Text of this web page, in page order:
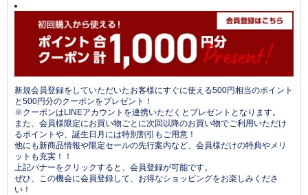
新規会員登録をしていただいたお客様にすぐに使える500円相当のポイント
と500円分のクーポンをプレゼント！
※クーポンはLINEアカウントを連携いただくとプレゼントとなります。
また、会員様限定にお買い物ごとに次回以降のお買い物でご利用いただけ
るポイントや、誕生日月には特別割引もご用意！
他にも新商品情報や限定セールの先行案内など、会員様だけの特典やメリ
ットも充実！！
上記バナーをクリックすると、会員登録が可能です。
ぜひ、この機会に会員登録して、お得なショッピングをお楽しみくださ
い！